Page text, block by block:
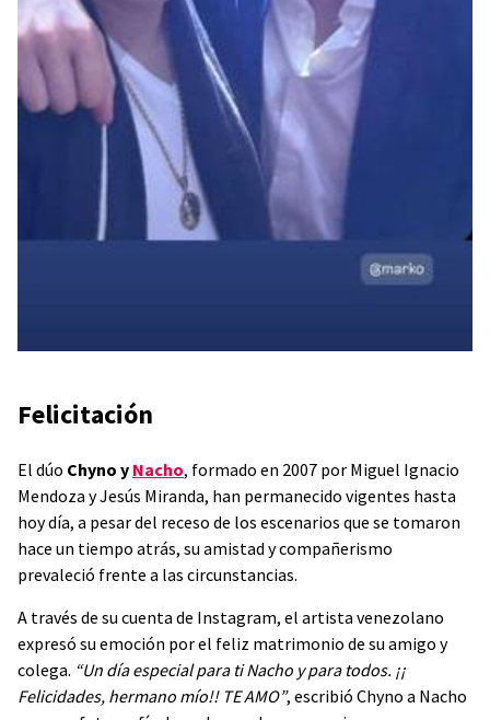
Felicitación
El dúo Chyno y Nacho, formado en 2007 por Miguel Ignacio
Mendoza y Jesús Miranda, han permanecido vigentes hasta
hoy día, a pesar del receso de los escenarios que se tomaron
hace un tiempo atrás, su amistad y compañerismo
prevaleció frente a las circunstancias.
A través de su cuenta de Instagram, el artista venezolano
expresó su emoción por el feliz matrimonio de su amigo y
colega. “Un día especial para ti Nacho y para todos. ¡¡
Felicidades, hermano mío!! TE AMO”, escribió Chyno a Nacho